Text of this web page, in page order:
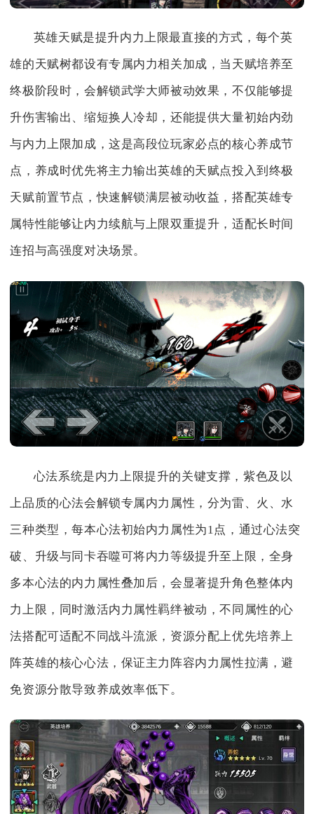
英雄天赋是提升内力上限最直接的方式，每个英
雄的天赋树都设有专属内力相关加成，当天赋培养至
终极阶段时，会解锁武学大师被动效果，不仅能够提
升伤害输出、缩短换人冷却，还能提供大量初始内劲
与内力上限加成，这是高段位玩家必点的核心养成节
点，养成时优先将主力输出英雄的天赋点投入到终极
天赋前置节点，快速解锁满层被动收益，搭配英雄专
属特性能够让内力续航与上限双重提升，适配长时间
连招与高强度对决场景。
心法系统是内力上限提升的关键支撑，紫色及以
上品质的心法会解锁专属内力属性，分为雷、火、水
三种类型，每本心法初始内力属性为1点，通过心法突
破、升级与同卡吞噬可将内力等级提升至上限，全身
多本心法的内力属性叠加后，会显著提升角色整体内
力上限，同时激活内力属性羁绊被动，不同属性的心
法搭配可适配不同战斗流派，资源分配上优先培养上
阵英雄的核心心法，保证主力阵容内力属性拉满，避
免资源分散导致养成效率低下。